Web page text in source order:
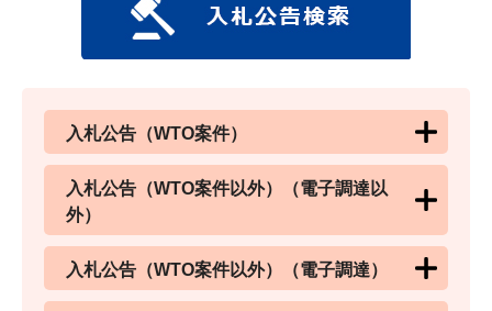
入札公告（WTO案件）
入札公告（WTO案件以外）（電子調達以
外）
入札公告（WTO案件以外）（電子調達）